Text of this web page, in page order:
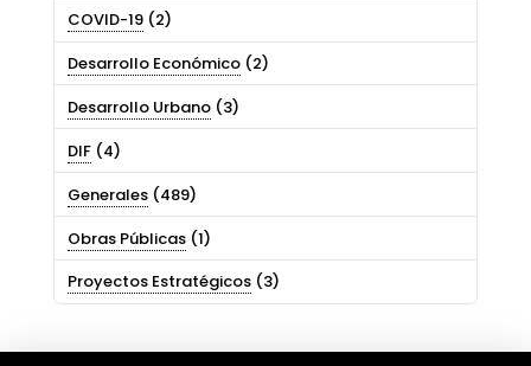
COVID-19(2)
Desarrollo Económico(2)
Desarrollo Urbano(3)
DIF(4)
Generales(489)
Obras Públicas(1)
Proyectos Estratégicos(3)